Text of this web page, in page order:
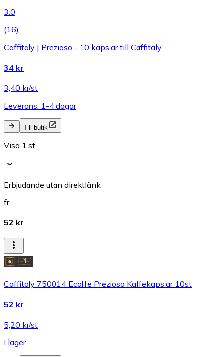
3.0
(16)
Caffitaly | Prezioso - 10 kapslar till Caffitaly
34 kr
3,40 kr/st
Leverans: 1-4 dagar
Till butik
Visa 1 st
Erbjudande utan direktlänk
fr.
52 kr
Caffitaly 750014 Ecaffe Prezioso Kaffekapslar 10st
52 kr
5,20 kr/st
I lager